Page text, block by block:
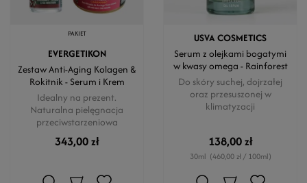
PAKIET
EVERGETIKON
Zestaw Anti-Aging Kolagen &
Rokitnik - Serum i Krem
Idealny na prezent.
Naturalna pielęgnacja
przeciwstarzeniowa
343,00 zł
USVA COSMETICS
Serum z olejkami bogatymi
w kwasy omega - Rainforest
Do skóry suchej, dojrzałej
oraz przesuszonej w
klimatyzacji
138,00 zł
30ml (460,00 zł / 100ml)